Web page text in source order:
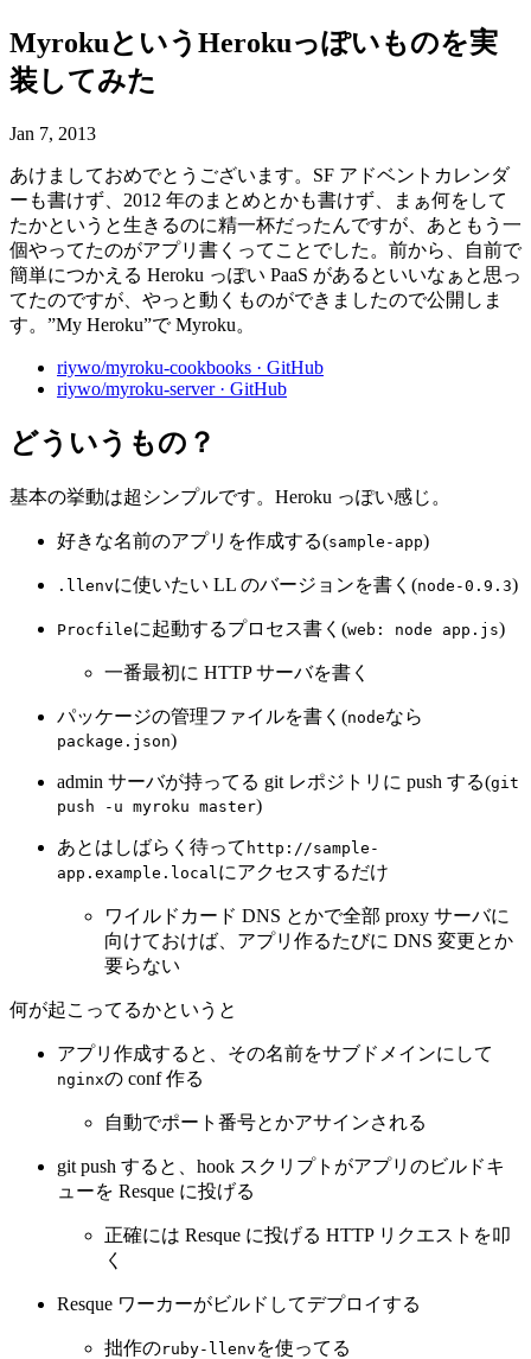
MyrokuというHerokuっぽいものを実
装してみた
Jan 7, 2013
あけましておめでとうございます。SF アドベントカレンダ
ーも書けず、2012 年のまとめとかも書けず、まぁ何をして
たかというと生きるのに精一杯だったんですが、あともう一
個やってたのがアプリ書くってことでした。前から、自前で
簡単につかえる Heroku っぽい PaaS があるといいなぁと思っ
てたのですが、やっと動くものができましたので公開しま
す。”My Heroku”で Myroku。
riywo/myroku-cookbooks · GitHub
riywo/myroku-server · GitHub
どういうもの？
基本の挙動は超シンプルです。Heroku っぽい感じ。
好きな名前のアプリを作成する(sample-app)
.llenvに使いたい LL のバージョンを書く(node-0.9.3)
Procfileに起動するプロセス書く(web: node app.js)
一番最初に HTTP サーバを書く
パッケージの管理ファイルを書く(nodeなら
package.json)
admin サーバが持ってる git レポジトリに push する(git
push -u myroku master)
あとはしばらく待って http://sample-
app.example.local にアクセスするだけ
ワイルドカード DNS とかで全部 proxy サーバに
向けておけば、アプリ作るたびに DNS 変更とか
要らない
何が起こってるかというと
アプリ作成すると、その名前をサブドメインにして
nginxの conf 作る
自動でポート番号とかアサインされる
git push すると、hook スクリプトがアプリのビルドキ
ューを Resque に投げる
正確には Resque に投げる HTTP リクエストを叩
く
Resque ワーカーがビルドしてデプロイする
拙作のruby-llenv を使ってる